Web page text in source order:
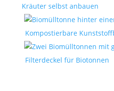
Kräuter selbst anbauen
Kompostierbare
Filterdeckel für Biotonnen